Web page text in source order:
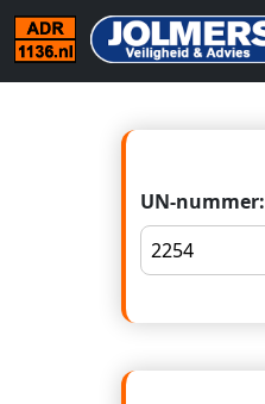
UN-nummer: